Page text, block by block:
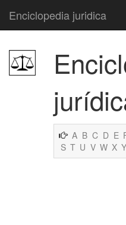
Enciclopedia juridica
A B C D E
S T U V W X Y